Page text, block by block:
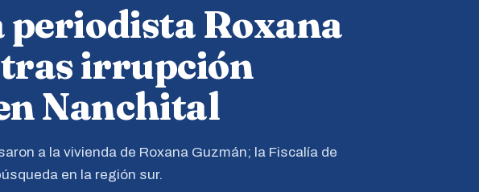
periodista Roxana
irrupción
Nanchital
a la vivienda de Roxana Guzmán; la Fiscalía de
en la región sur.